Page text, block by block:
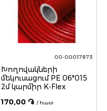
00-00017873
Խողովակների
մեկուսացում PE 06*015
2մ կարմիր K-Flex
170,00 ֏ / հատ